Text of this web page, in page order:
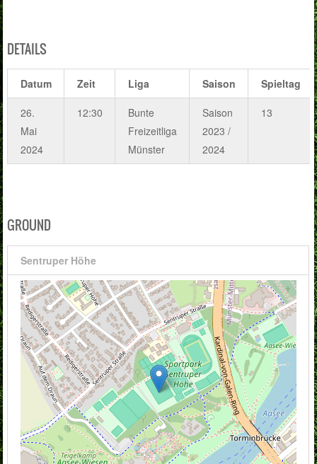
DETAILS
Datum Zeit Liga Saison Spieltag
26.
Mai
2024
12:30
Bunte
Freizeitliga
Münster
Saison
2023 /
2024
13
GROUND
Sentruper Höhe